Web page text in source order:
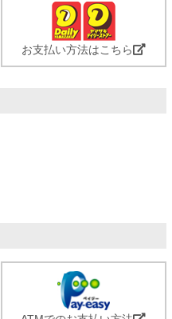
お支払い方法はこちら